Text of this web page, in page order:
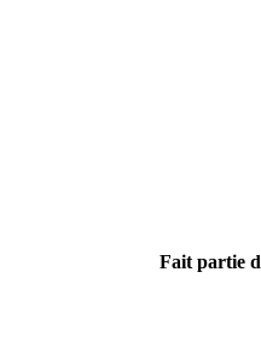
Fait partie